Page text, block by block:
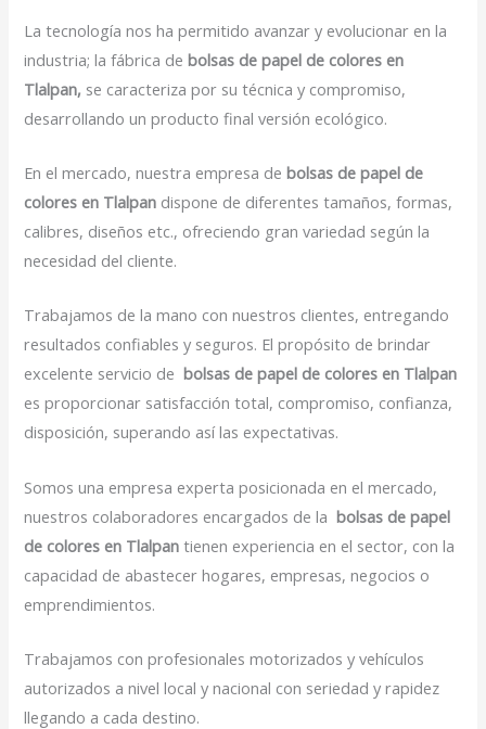
La tecnología nos ha permitido avanzar y evolucionar en la
industria; la fábrica debolsas de papel de colores en
Tlalpan, se caracteriza por su técnica y compromiso,
desarrollando un producto final versión ecológico.
En el mercado, nuestra empresa debolsas de papel de
colores en Tlalpan dispone de diferentes tamaños, formas,
calibres, diseños etc., ofreciendo gran variedad según la
necesidad del cliente.
Trabajamos de la mano con nuestros clientes, entregando
resultados confiables y seguros. El propósito de brindar
excelente servicio debolsas de papel de colores en Tlalpan
es proporcionar satisfacción total, compromiso, confianza,
disposición, superando así las expectativas.
Somos una empresa experta posicionada en el mercado,
nuestros colaboradores encargados de labolsas de papel
de colores en Tlalpantienen experiencia en el sector, con la
capacidad de abastecer hogares, empresas, negocios o
emprendimientos.
Trabajamos con profesionales motorizados y vehículos
autorizados a nivel local y nacional con seriedad y rapidez
llegando a cada destino.